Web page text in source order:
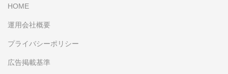
HOME
運用会社概要
プライバシーポリシー
広告掲載基準